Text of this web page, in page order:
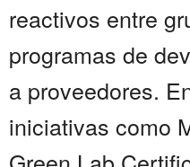
reactivos entre
programas de
a proveedores.
iniciativas como